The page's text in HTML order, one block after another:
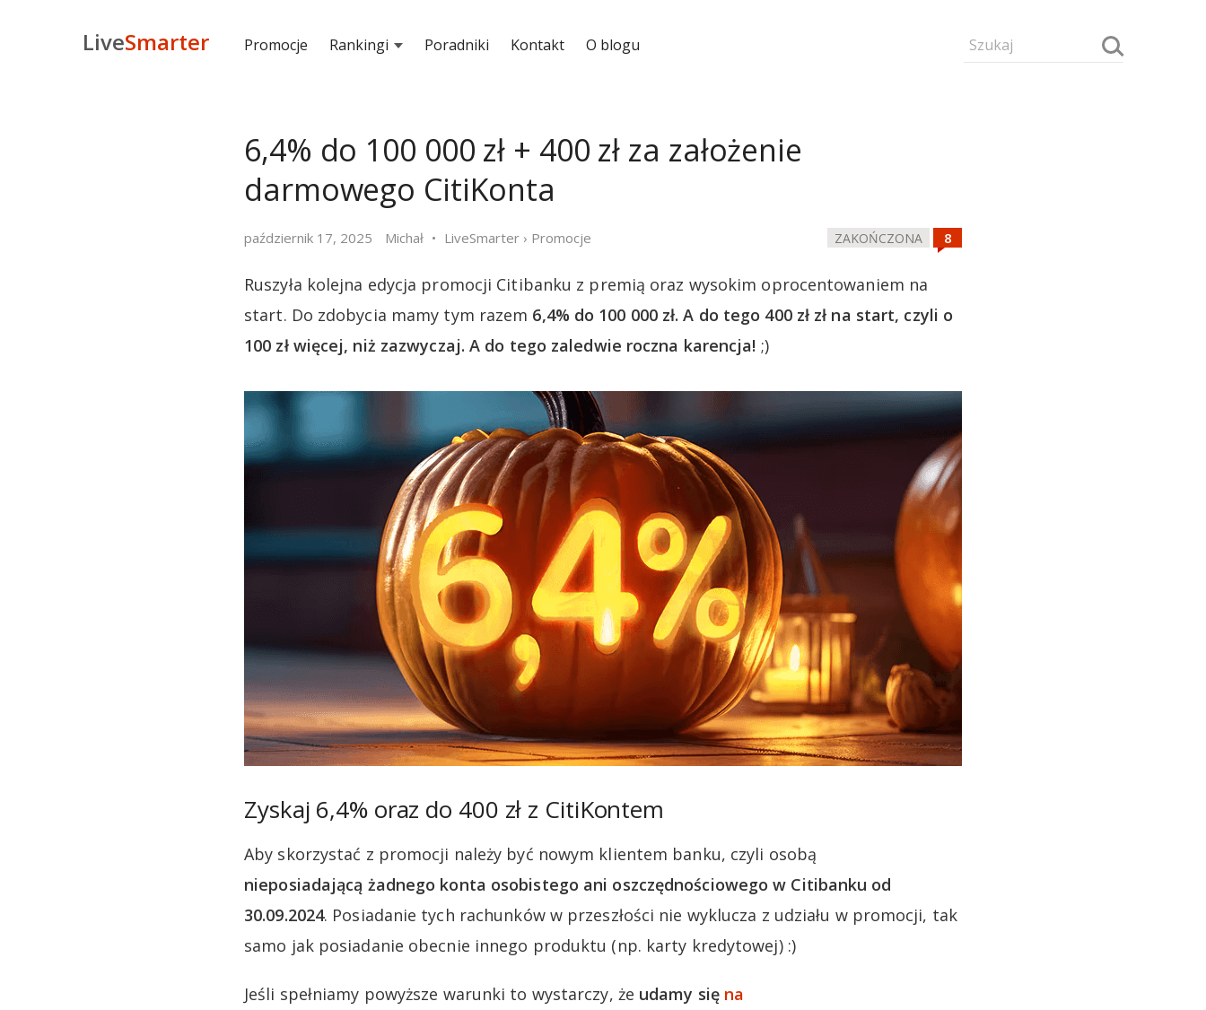
LiveSmarter Promocje Rankingi Poradniki Kontakt O blogu
6,4% do 100 000 zł + 400 zł za założenie
darmowego CitiKonta
październik 17, 2025 Michał LiveSmarter › Promocje ZAKOŃCZONA
Ruszyła kolejna edycja promocji Citibanku z premią oraz wysokim oprocentowaniem na
start. Do zdobycia mamy tym razem 6,4% do 100 000 zł. A do tego 400 zł zł na start, czyli o
100 zł więcej, niż zazwyczaj. A do tego zaledwie roczna karencja! ;)
Zyskaj 6,4% oraz do 400 zł z CitiKontem
Aby skorzystać z promocji należy być nowym klientem banku, czyli osobą
nieposiadającą żadnego konta osobistego ani oszczędnościowego w Citibanku od
30.09.2024. Posiadanie tych rachunków w przeszłości nie wyklucza z udziału w promocji, tak
samo jak posiadanie obecnie innego produktu (np. karty kredytowej) :)
Jeśli spełniamy powyższe warunki to wystarczy, że udamy się na